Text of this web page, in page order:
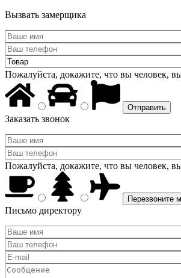
Вызвать замерщика
Пожалуйста, докажите, что вы человек,
Заказать звонок
Пожалуйста, докажите, что вы человек,
Письмо директору